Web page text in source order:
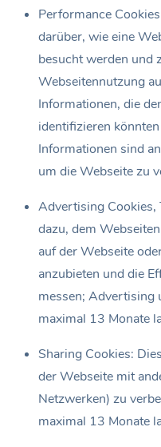
Performance
darüber, wie eine
besucht werden und
Webseitennutzung
Informationen, die
identifizieren
Informationen sind
um die Webseite zu
Advertising Cookies,
dazu, dem
auf der Webseite
anzubieten und die
messen; Advertising
maximal 13 Monate
Sharing Cookies:
der Webseite mit
Netzwerken) zu
maximal 13 Monate